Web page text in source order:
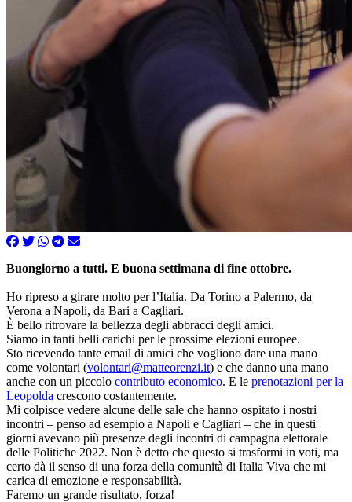
Buongiorno a tutti. E buona settimana di fine ottobre.
Ho ripreso a girare molto per l’Italia. Da Torino a Palermo, da
Verona a Napoli, da Bari a Cagliari.
È bello ritrovare la bellezza degli abbracci degli amici.
Siamo in tanti belli carichi per le prossime elezioni europee.
Sto ricevendo tante email di amici che vogliono dare una mano
come volontari (volontari@matteorenzi.it) e che danno una mano
anche con un piccolo contributo economico. E le prenotazioni per la
Leopolda crescono costantemente.
Mi colpisce vedere alcune delle sale che hanno ospitato i nostri
incontri – penso ad esempio a Napoli e Cagliari – che in questi
giorni avevano più presenze degli incontri di campagna elettorale
delle Politiche 2022. Non è detto che questo si trasformi in voti, ma
certo dà il senso di una forza della comunità di Italia Viva che mi
carica di emozione e responsabilità.
Faremo un grande risultato, forza!